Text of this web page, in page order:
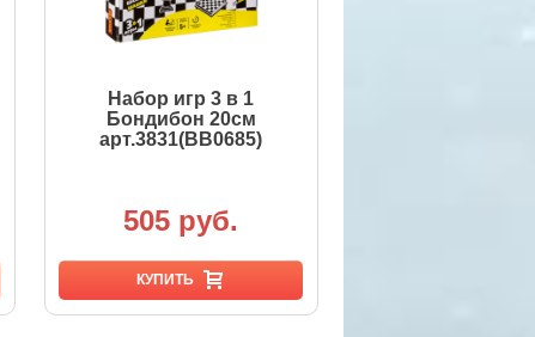
Набор игр 3 в 1
Бондибон 20см
арт.3831(ВВ0685)
505 руб.
КУПИТЬ